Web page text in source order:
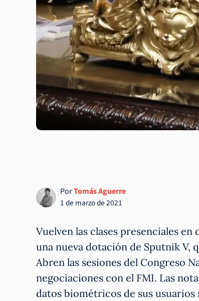
PorTomás Aguerre
1 de marzo de 2021
Vuelven las clases presenciales
una nueva dotación de Sputnik V,
Abren las sesiones del Congreso
negociaciones con el FMI. Las
datos biométricos de sus